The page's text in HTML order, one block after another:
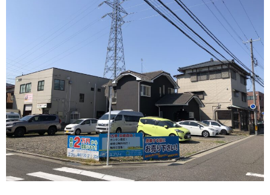
ラ
ッ
ク
／
2012
年
／
KDY281